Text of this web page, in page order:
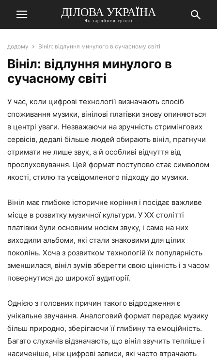
ДІЛОВА УКРАЇНА
Як заробити гроші
додому Вініл: відлуння минулого в сучасному світі
Вініл: відлуння минулого в
сучасному світі
У час, коли цифрові технології визначають спосіб
споживання музики, вінілові платівки знову опиняються
в центрі уваги. Незважаючи на зручність стримінгових
сервісів, дедалі більше людей обирають вініл, прагнучи
отримати не лише звук, а й особливі відчуття від
прослуховування. Цей формат поступово стає символом
якості, стилю та усвідомленого підходу до музики.
Вініл має глибоке історичне коріння і посідає важливе
місце в розвитку музичної культури. У ХХ столітті
платівки були основним носієм звуку, і саме на них
виходили альбоми, які стали знаковими для цілих
поколінь. Хоча з розвитком технологій їх популярність
зменшилася, вініл зумів зберегти свою цінність і з часом
повернутися до широкої аудиторії.
Однією з головних причин такого відродження є
унікальне звучання. Аналоговий формат передає музику
більш природно, зберігаючи її глибину та емоційність.
Багато слухачів відзначають, що вініл звучить тепліше і
насиченіше, ніж цифрові записи, які часто втрачають